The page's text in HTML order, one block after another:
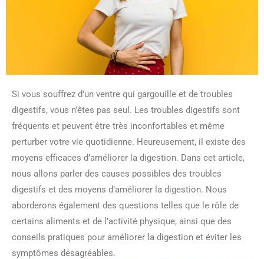
Si vous souffrez d’un ventre qui gargouille et de troubles
digestifs, vous n’êtes pas seul. Les troubles digestifs sont
fréquents et peuvent être très inconfortables et même
perturber votre vie quotidienne. Heureusement, il existe des
moyens efficaces d’améliorer la digestion. Dans cet article,
nous allons parler des causes possibles des troubles
digestifs et des moyens d’améliorer la digestion. Nous
aborderons également des questions telles que le rôle de
certains aliments et de l’activité physique, ainsi que des
conseils pratiques pour améliorer la digestion et éviter les
symptômes désagréables.